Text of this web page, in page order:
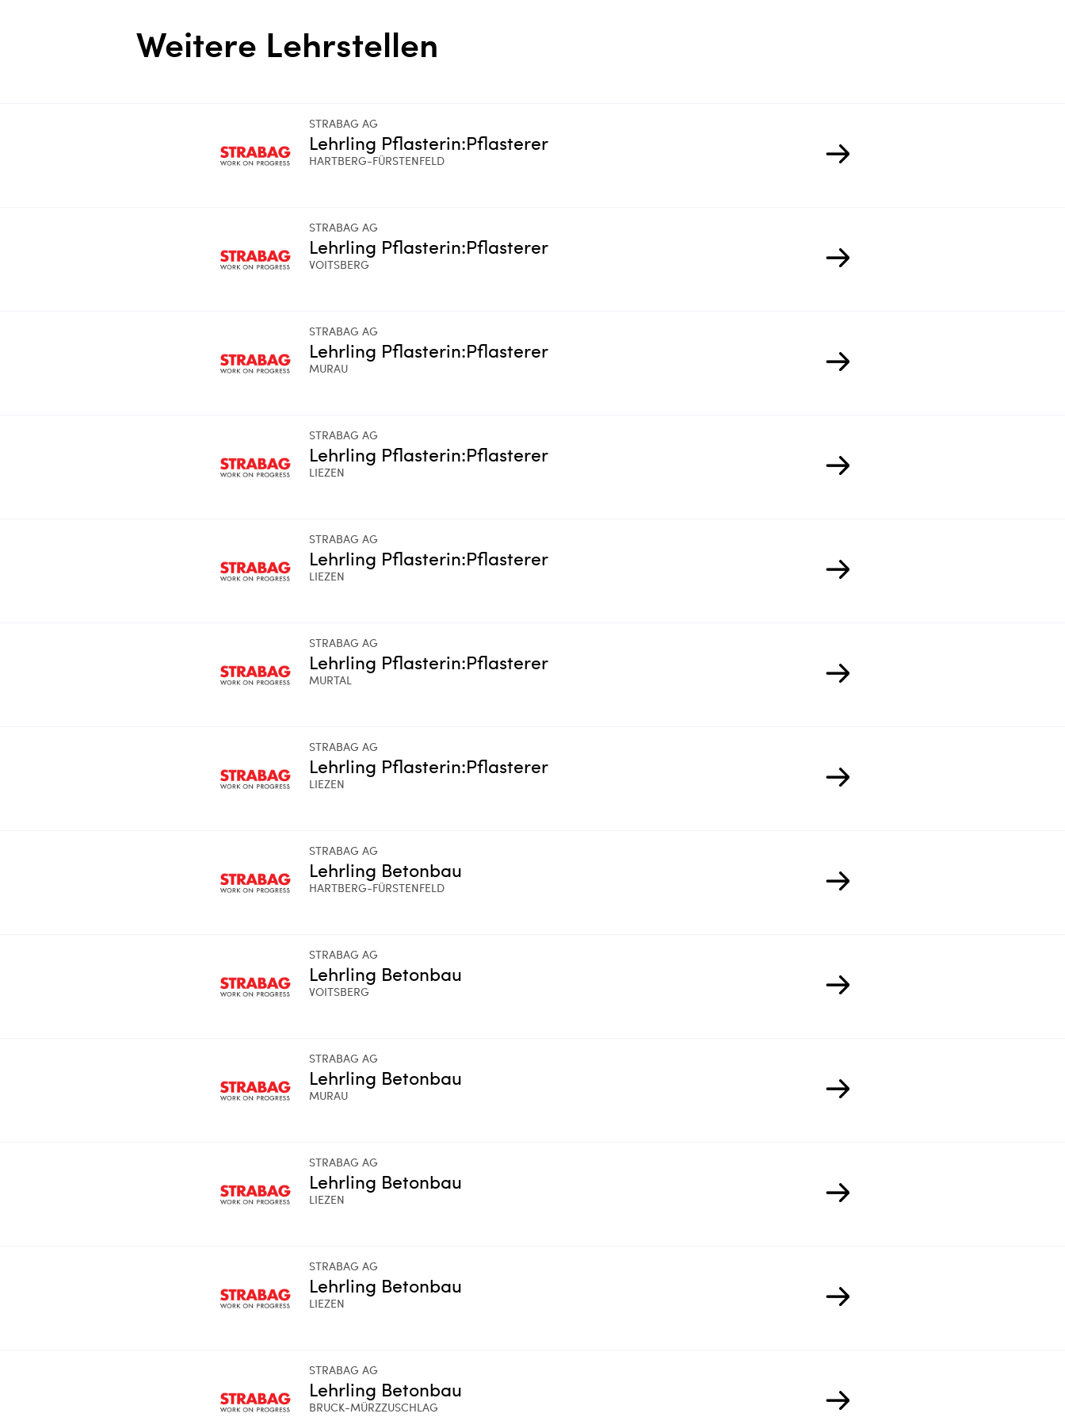
Weitere Lehrstellen
STRABAG AG
Lehrling Pflasterin:Pflasterer
HARTBERG-FÜRSTENFELD
STRABAG AG
Lehrling Pflasterin:Pflasterer
VOITSBERG
STRABAG AG
Lehrling Pflasterin:Pflasterer
MURAU
STRABAG AG
Lehrling Pflasterin:Pflasterer
LIEZEN
STRABAG AG
Lehrling Pflasterin:Pflasterer
LIEZEN
STRABAG AG
Lehrling Pflasterin:Pflasterer
MURTAL
STRABAG AG
Lehrling Pflasterin:Pflasterer
LIEZEN
STRABAG AG
Lehrling Betonbau
HARTBERG-FÜRSTENFELD
STRABAG AG
Lehrling Betonbau
VOITSBERG
STRABAG AG
Lehrling Betonbau
MURAU
STRABAG AG
Lehrling Betonbau
LIEZEN
STRABAG AG
Lehrling Betonbau
LIEZEN
STRABAG AG
Lehrling Betonbau
BRUCK-MÜRZZUSCHLAG